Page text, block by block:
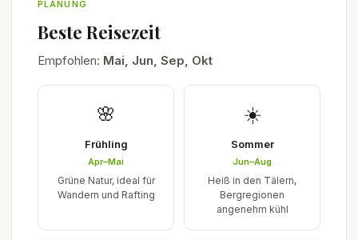
PLANUNG
Beste Reisezeit
Empfohlen: Mai, Jun, Sep, Okt
🌸
Frühling
Apr–Mai
Grüne Natur, ideal für
Wandern und Rafting
☀️
Sommer
Jun–Aug
Heiß in den Tälern,
Bergregionen
angenehm kühl